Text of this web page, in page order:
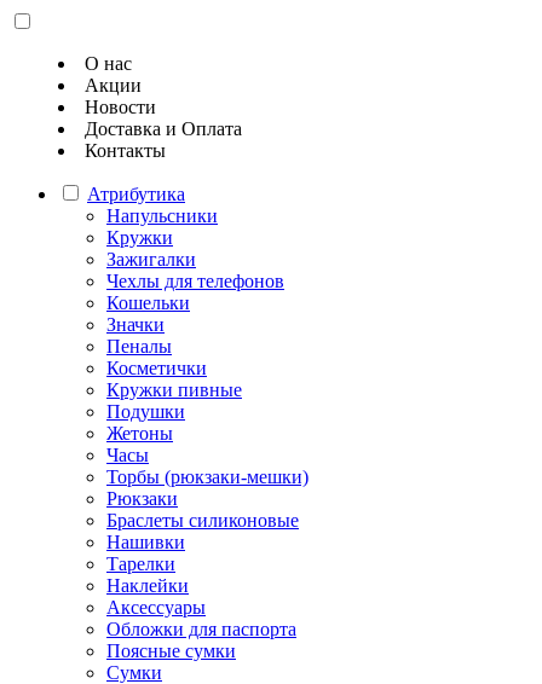
О нас
Акции
Новости
Доставка и Оплата
Контакты
Атрибутика
Напульсники
Кружки
Зажигалки
Чехлы для телефонов
Кошельки
Значки
Пеналы
Косметички
Кружки пивные
Подушки
Жетоны
Часы
Торбы (рюкзаки-мешки)
Рюкзаки
Браслеты силиконовые
Нашивки
Тарелки
Наклейки
Аксессуары
Обложки для паспорта
Поясные сумки
Сумки